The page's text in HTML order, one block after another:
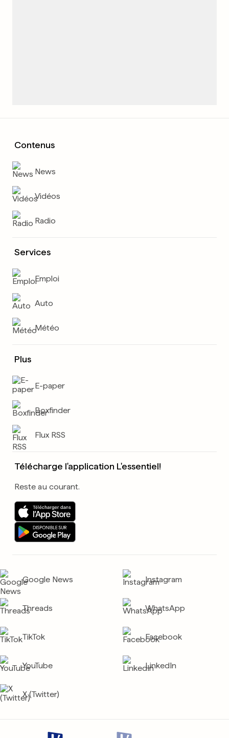
Contenus
News
Vidéos
Radio
Services
Emploi
Auto
Météo
Plus
E-paper
Boxfinder
Flux RSS
Télécharge l'application L'essentiel!
Reste au courant.
Google News Instagram
Threads WhatsApp
TikTok Facebook
YouTube LinkedIn
X (Twitter)